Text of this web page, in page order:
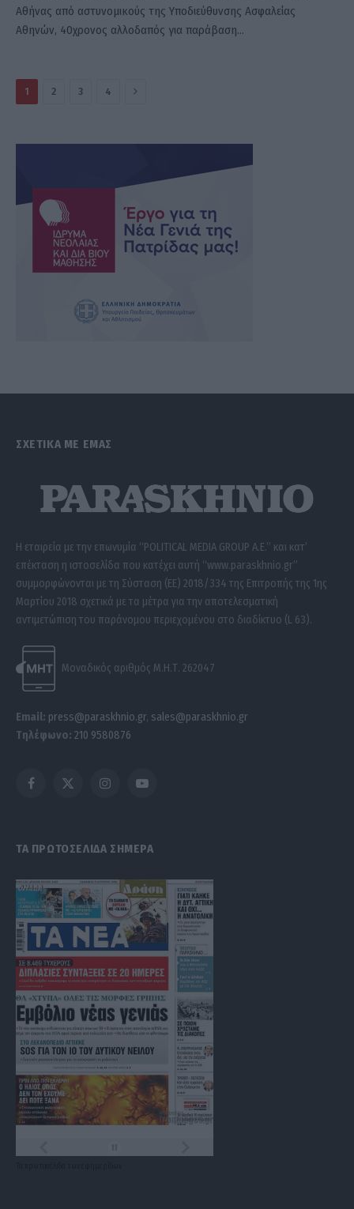
Αθήνας από αστυνομικούς της Υποδιεύθυνσης Ασφαλείας
Αθηνών, 40χρονος αλλοδαπός για παράβαση…
1 2 3 4 Επόμενο
ΣΧΕΤΙΚΑ ΜΕ ΕΜΑΣ
Η εταιρεία με την επωνυμία “POLITICAL MEDIA GROUP A.E.” και κατ’
επέκταση η ιστοσελίδα που κατέχει αυτή “www.paraskhnio.gr”
συμμορφώνονται με τη Σύσταση (ΕΕ) 2018/334 της Επιτροπής της 1ης
Μαρτίου 2018 σχετικά με τα μέτρα για την αποτελεσματική
αντιμετώπιση του παράνομου περιεχομένου στο διαδίκτυο (L 63).
Μοναδικός αριθμός Μ.Η.Τ. 262047
Email: press@paraskhnio.gr, sales@paraskhnio.gr
Τηλέφωνο: 210 9580876
Facebook
X
InstagramYouTube
ΤΑ ΠΡΩΤΟΣΕΛΙΔΑ ΣΗΜΕΡΑ